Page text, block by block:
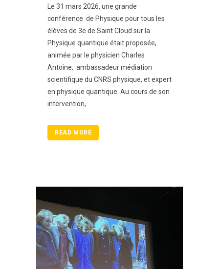
Le 31 mars 2026, une grande
conférence de Physique pour tous les
élèves de 3e de Saint Cloud sur la
Physique quantique était proposée,
animée par le physicien Charles
Antoine, ambassadeur médiation
scientifique du CNRS physique, et expert
en physique quantique. Au cours de son
intervention,...
READ MORE